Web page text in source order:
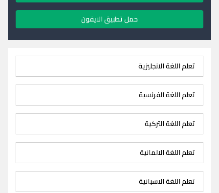
حمل تطبيق الايفون
تعلم اللغة الانجليزية
تعلم اللغة الفرنسية
تعلم اللغة التركية
تعلم اللغة الالمانية
تعلم اللغة الاسبانية